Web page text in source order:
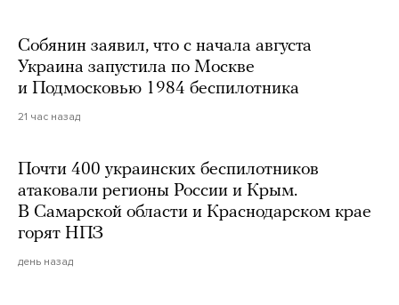
Собянин заявил, что с начала августа
Украина запустила по Москве
и Подмосковью 1984 беспилотника
21 час назад
Почти 400 украинских беспилотников
атаковали регионы России и Крым.
В Самарской области и Краснодарском крае
горят НПЗ
день назад